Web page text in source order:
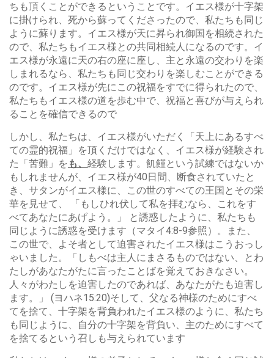
ちも頂くことができるということです。イエス様が十字架
に掛けられ、死から蘇ってくださったので、私たちも同じ
ように蘇ります。イエス様が天に昇られ御国を相続された
ので、私たちもイエス様との共同相続人になるのです。イ
エス様が永遠に天の右の座に座し、主と永遠の交わりを楽
しまれるなら、私たちも同じ交わりを楽しむことができる
のです。イエス様が先にこの祝福をすでに得られたので、
私たちもイエス様の道を歩む中で、祝福と喜びが与えられ
ることを確信できるので
しかし、私たちは、イエス様がいただく「天上にあるすべ
ての霊的祝福」を頂くだけではなく、イエス様が経験され
た「苦難」を も、 経験します。飢饉という試練ではないか
もしれませんが、イエス様が40日間、断食されていたと
き、サタンがイエス様に、この世のすべての王国とその栄
華を見せて、 「もしひれ伏して私を拝むなら、これをす
べてあなたにあげよう。」 と誘惑したように、私たちも
同じように誘惑を受けます（マタイ4:8-9参照）。また、
この世で、よそ者として迫害されたイエス様はこうおっし
ゃいました。「しもべは主人にまさるものではない、とわ
たしがあなたがたに言ったことばを覚えておきなさい。
人々がわたしを迫害したのであれば、あなたがたも迫害し
ます。」 (ヨハネ15:20)そして、父なる神様のためにすべ
てを捨て、十字架を背負われたイエス様のように、私たち
も同じように、自分の十字架を背負い、主のためにすべて
を捨てるという召しも与えられています